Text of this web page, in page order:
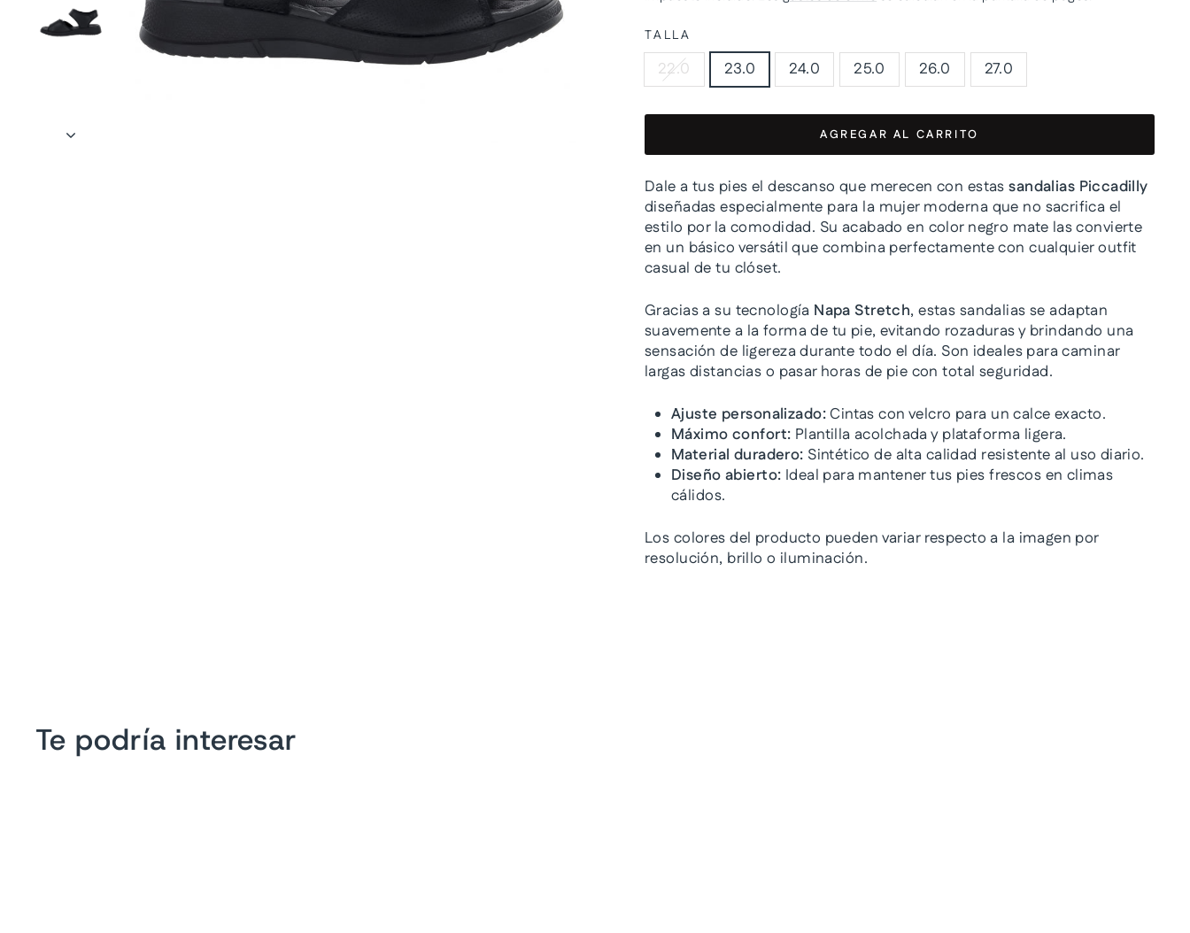
TALLA
22.0 23.0 24.0 25.0 26.0 27.0
AGREGAR AL CARRITO
Dale a tus pies el descanso que merecen con estassandalias Piccadilly
diseñadas especialmente para la mujer moderna que no sacrifica el
estilo por la comodidad. Su acabado en color negro mate las convierte
en un básico versátil que combina perfectamente con cualquier outfit
casual de tu clóset.
Gracias a su tecnología Napa Stretch, estas sandalias se adaptan
suavemente a la forma de tu pie, evitando rozaduras y brindando una
sensación de ligereza durante todo el día. Son ideales para caminar
largas distancias o pasar horas de pie con total seguridad.
Ajuste personalizado:Cintas con velcro para un calce exacto.
Máximo confort: Plantilla acolchada y plataforma ligera.
Material duradero: Sintético de alta calidad resistente al uso diario.
Diseño abierto: Ideal para mantener tus pies frescos en climas
cálidos.
Los colores del producto pueden variar respecto a la imagen por
resolución, brillo o iluminación.
Te podría interesar